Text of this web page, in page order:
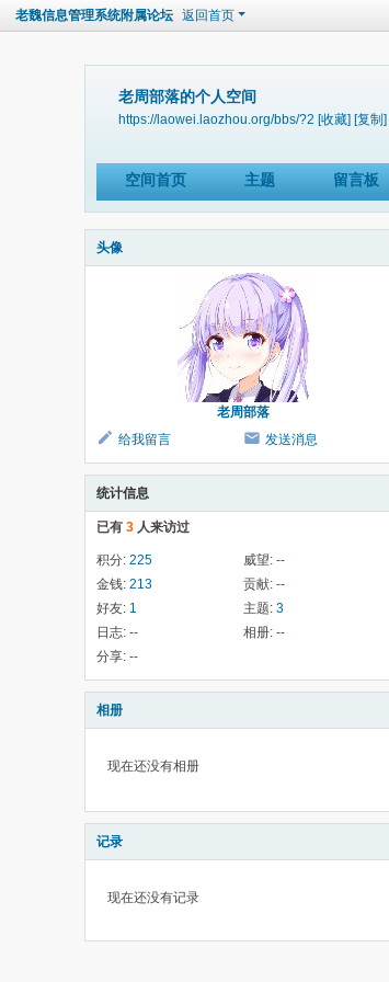
老魏信息管理系统附属论坛 返回首页
老周部落的个人空间
https://laowei.laozhou.org/bbs/?2 [收藏] [复制]
空间首页 主题 留言板
头像
老周部落
给我留言
发送消息
统计信息
已有 3 人来访过
积分: 225 威望: --
金钱: 213 贡献: --
好友: 1 主题: 3
日志: -- 相册: --
分享: --
相册
现在还没有相册
记录
现在还没有记录